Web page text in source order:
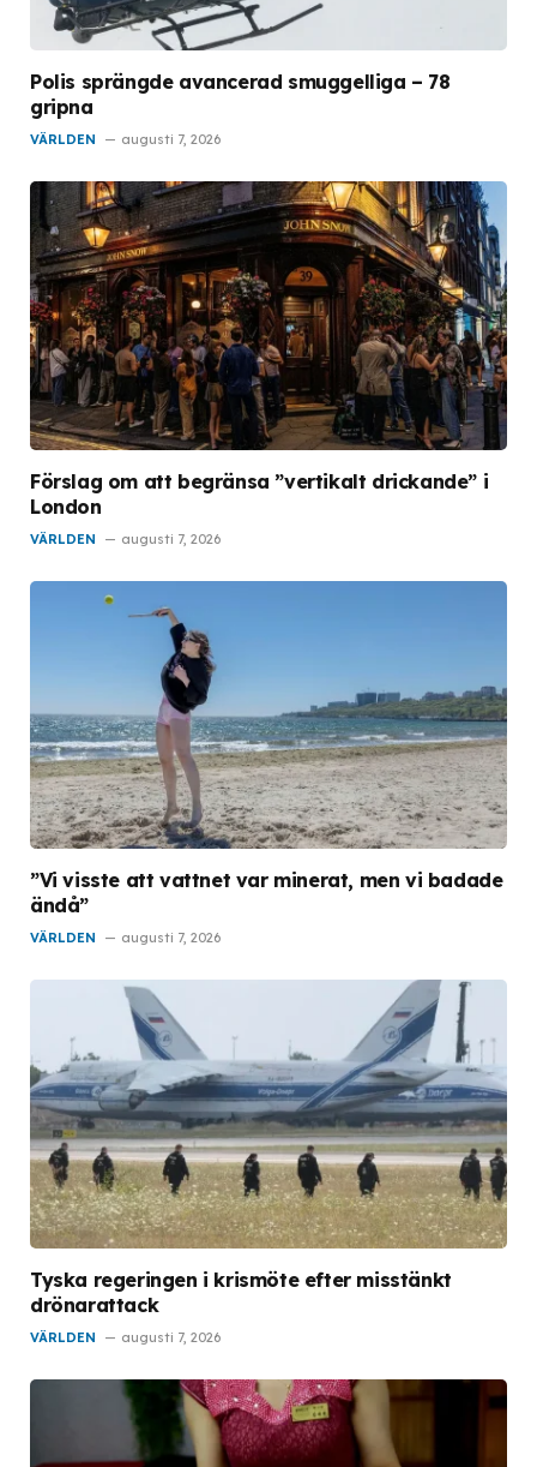
Polis sprängde avancerad smuggelliga – 78
gripna
VÄRLDEN augusti 7, 2026
Förslag om att begränsa ”vertikalt drickande” i
London
VÄRLDEN augusti 7, 2026
”Vi visste att vattnet var minerat, men vi badade
ändå”
VÄRLDEN augusti 7, 2026
Tyska regeringen i krismöte efter misstänkt
drönarattack
VÄRLDEN augusti 7, 2026